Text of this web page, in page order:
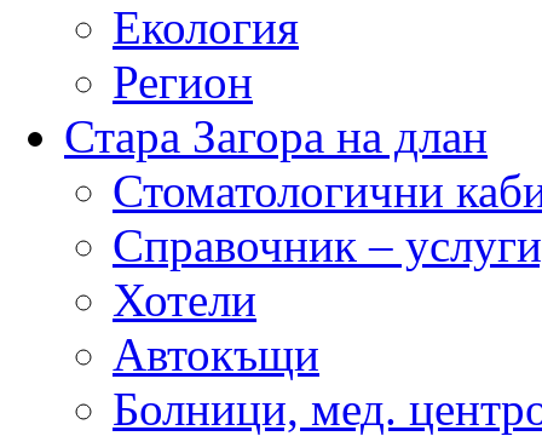
Екология
Регион
Стара Загора на длан
Стоматологични
Справочник –
Хотели
Автокъщи
Болници, мед.